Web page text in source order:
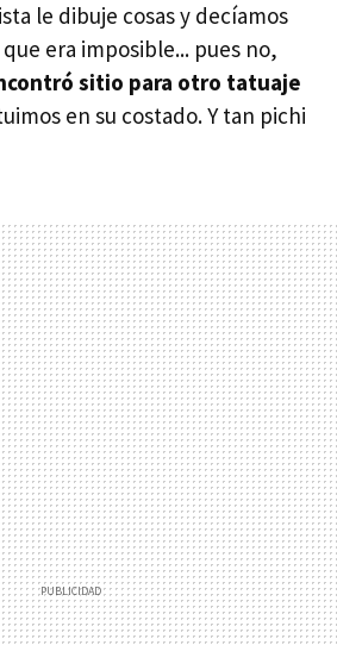
le dibuje cosas y decíamos
era imposible... pues no,
sitio para otro tatuaje
en su costado. Y tan pichi